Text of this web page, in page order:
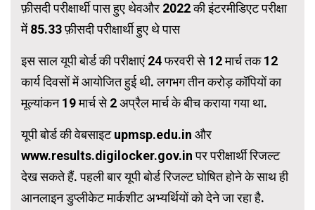
फ़ीसदी परीक्षार्थी पास हुए थेवऔर 2022 की इंटरमीडिएट परीक्षा
में 85.33 फ़ीसदी परीक्षार्थी हुए थे पास
इस साल यूपी बोर्ड की परीक्षाएं 24 फरवरी से 12 मार्च तक 12
कार्य दिवसों में आयोजित हुई थी. लगभग तीन करोड़ कॉपियों का
मूल्यांकन 19 मार्च से 2 अप्रैल मार्च के बीच कराया गया था.
यूपी बोर्ड की वेबसाइट upmsp.edu.in और
www.results.digilocker.gov.in पर परीक्षार्थी रिजल्ट
देख सकते हैं. पहली बार यूपी बोर्ड रिजल्ट घोषित होने के साथ ही
आनलाइन डुप्लीकेट मार्कशीट अभ्यर्थियों को देने जा रहा है.